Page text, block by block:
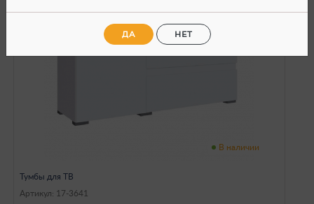
В наличии
Тумбы для ТВ
Артикул: 17-3641
ДА НЕТ